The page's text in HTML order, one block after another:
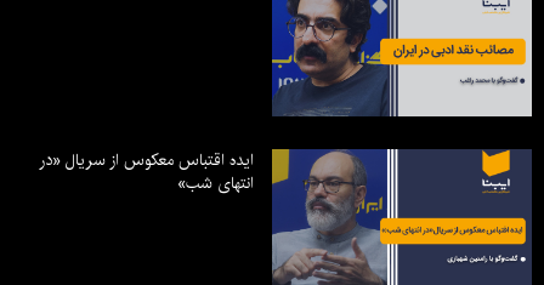
ایده اقتباس معکوس از سریال «در
انتهای شب»